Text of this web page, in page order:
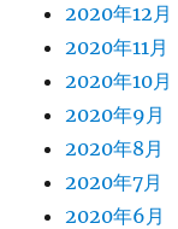
2020年12月
2020年11月
2020年10月
2020年9月
2020年8月
2020年7月
2020年6月